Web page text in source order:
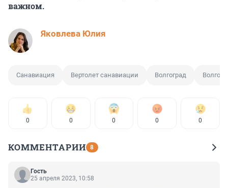
важном.
Яковлева Юлия
Санавиация Вертолет санавиации Волгоград
0 0 0 0 0
КОММЕНТАРИИ 8
Гость
25 апреля 2023, 10:58